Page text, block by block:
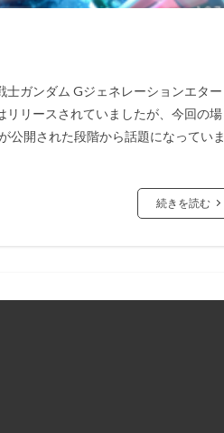
ガンダム Gジェネレーションエター
リースされていましたが、今回の場
公開された段階から話題になっていま
続きを読む